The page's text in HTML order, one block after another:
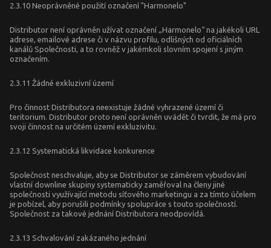
2.3.10 Neoprávněné použití označení "Harmonelo"
Distributor není oprávněn užívat označení „Harmonelo“ na jakékoli URL
adrese, emailové adrese či v názvu profilu, odlišných od oficiálních
kanálů Společnosti, a to rovněž v jakémkoli slovním spojení s jiným
označením.
2.3.11 Žádné exkluzivní území
Pro činnost Distributora neexistuje žádné vyhrazené území či
teritorium. Distributor proto není oprávněn uvádět či tvrdit, že má pro
svoji činnost na určitém území exkluzivitu.
2.3.12 Systematická likvidace konkurence
Společnost neschvaluje, aby se Distributor se záměrem vybudování
vlastní downline skupiny systematicky zaměřoval na členy jiné
společnosti využívající metodu síťového marketingu a za tímto účelem
je pobízel, aby porušili podmínky spolupráce s touto společností.
Společnost za takové jednání Distributora neodpovídá.
2.3.13 Schvalování zakázaného jednání